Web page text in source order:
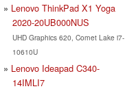
Lenovo ThinkPad X1 Yoga
2020-20UB000NUS
UHD Graphics 620, Comet Lake i7-
10610U
Lenovo Ideapad C340-
14IMLI7